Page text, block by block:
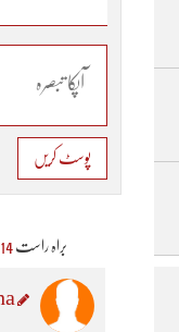
پوسٹ کریں
براہ راست 14
Ayesha